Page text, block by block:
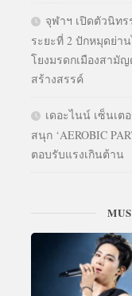
จุฬาฯ เปิดตัวนิทร
ระยะที่ 2 ปักหมุดย่า
โยงมรดกเมืองสามั
สร้างสรรค์
เดอะไนน์ เซ็นเต
สนุก ‘AEROBIC
ตอบรับแรงเกินต้าน